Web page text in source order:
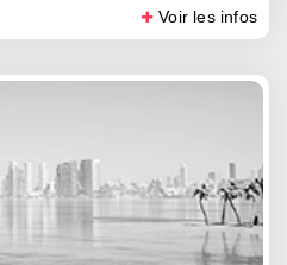
Voir les infos